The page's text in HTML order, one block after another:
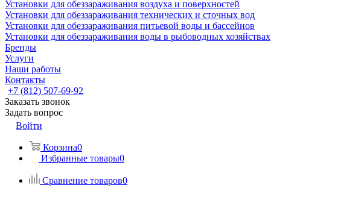
Установки для обеззараживания воздуха и поверхностей
Установки для обеззараживания технических и сточных вод
Установки для обеззараживания питьевой воды и бассейнов
Установки для обеззараживания воды в рыбоводных хозяйствах
Бренды
Услуги
Наши работы
Контакты
+7 (812) 507-69-92
Заказать звонок
Задать вопрос
Войти
Корзина0
Избранные товары0
Сравнение товаров0